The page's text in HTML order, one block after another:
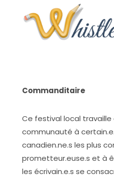
Commanditaire
Ce festival local travaille
communauté à
canadien.ne.s les plus
prometteur.euse.s et à
les écrivain.e.s se